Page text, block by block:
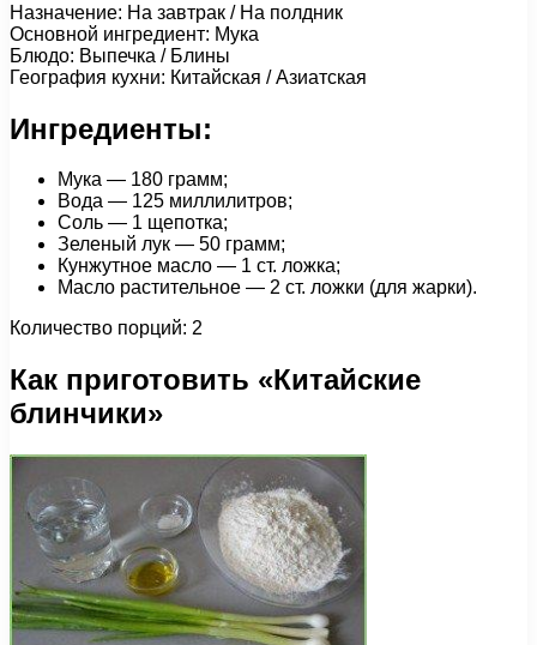
Назначение: На завтрак / На полдник
Основной ингредиент: Мука
Блюдо: Выпечка / Блины
География кухни: Китайская / Азиатская
Ингредиенты:
Мука — 180 грамм;
Вода — 125 миллилитров;
Соль — 1 щепотка;
Зеленый лук — 50 грамм;
Кунжутное масло — 1 ст. ложка;
Масло растительное — 2 ст. ложки (для жарки).
Количество порций: 2
Как приготовить «Китайские
блинчики»